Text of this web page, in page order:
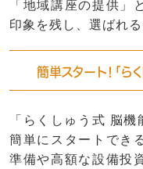
「地域講座の提供」
印象を残し、選ばれ
簡単スタート！「ら
「らくしゅう式 脳
簡単にスタートでき
準備や高額な設備投